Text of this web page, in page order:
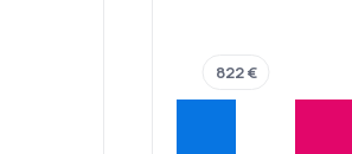
822 €